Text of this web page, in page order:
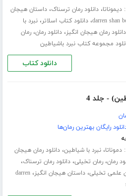
دیموناتا،دانلود رمان ترسناک،داستان هیجان
darren shan،دانلود کتاب اسلاتر،نبرد با
دانلود رمان هیجان انگیز،دانلود رمان،رمان
مجموعه کتاب نبرد باشیاطین
دانلود کتاب
- جلد 4
رایگان بهترین رمان‌ها
دموناتا،نبرد با شیاطین،دانلود رمان هیجان
رمان،رمان تخیلی،دانلود رمان ترسناک،
علمی تخیلی،داستان هیجان انگیز،darren